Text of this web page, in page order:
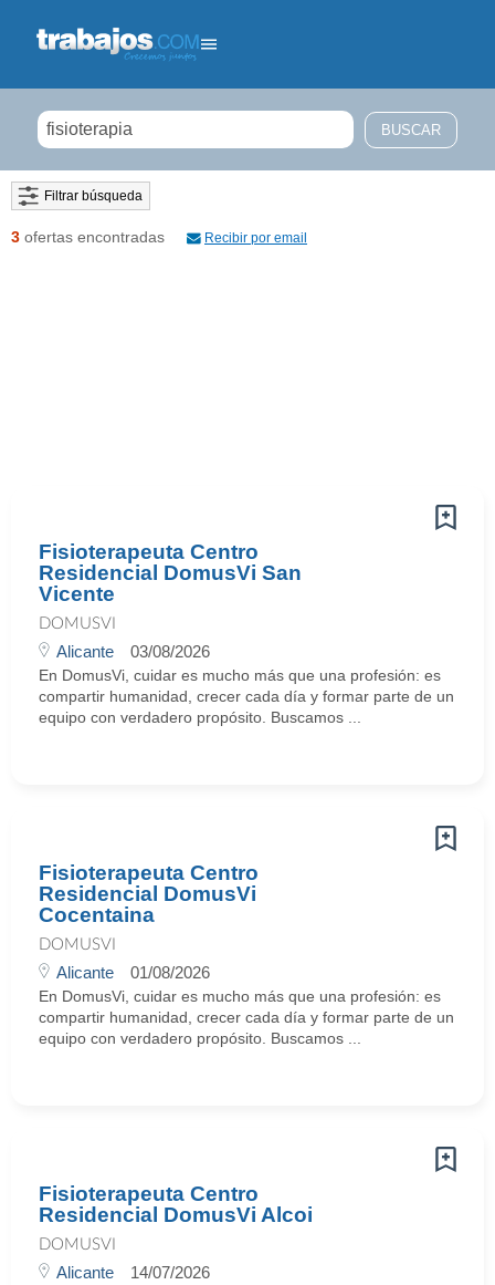
Filtrar búsqueda
3 ofertas encontradas Recibir por email
Fisioterapeuta Centro
Residencial DomusVi San
Vicente
DOMUSVI
Alicante 03/08/2026
En DomusVi, cuidar es mucho más que una profesión: es
compartir humanidad, crecer cada día y formar parte de un
equipo con verdadero propósito. Buscamos ...
Fisioterapeuta Centro
Residencial DomusVi
Cocentaina
DOMUSVI
Alicante 01/08/2026
En DomusVi, cuidar es mucho más que una profesión: es
compartir humanidad, crecer cada día y formar parte de un
equipo con verdadero propósito. Buscamos ...
Fisioterapeuta Centro
Residencial DomusVi Alcoi
DOMUSVI
Alicante 14/07/2026